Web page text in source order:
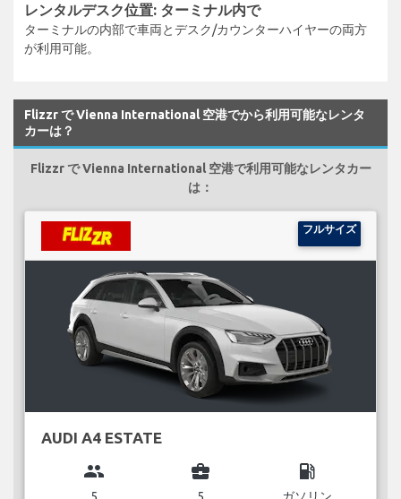
レンタルデスク位置: ターミナル内で
ターミナルの内部で車両とデスク/カウンターハイヤーの両方
が利用可能。
Flizzr で Vienna International 空港でから利用可能なレンタ
カーは？
Flizzr で Vienna International 空港で利用可能なレンタカー
は：
フルサイズ
AUDI A4 ESTATE
group
5
business_center
5
local_gas_station
ガソリン